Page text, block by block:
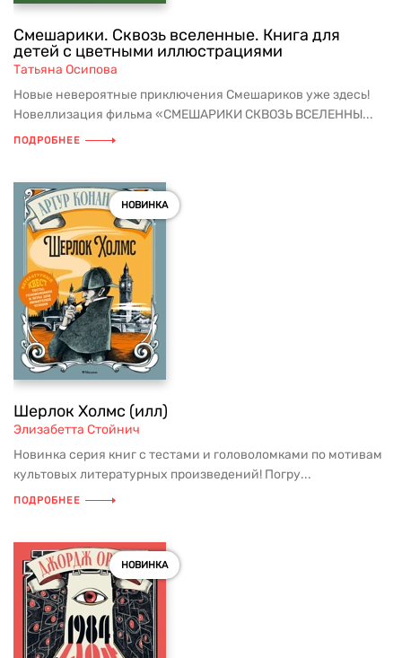
Смешарики. Сквозь вселенные. Книга для
детей с цветными иллюстрациями
Татьяна Осипова
Новые невероятные приключения Смешариков уже здесь!
Новеллизация фильма «СМЕШАРИКИ СКВОЗЬ ВСЕЛЕННЫ...
ПОДРОБНЕЕ
НОВИНКА
Шерлок Холмс (илл)
Элизабетта Стойнич
Новинка серия книг с тестами и головоломками по мотивам
культовых литературных произведений! Погру...
ПОДРОБНЕЕ
НОВИНКА